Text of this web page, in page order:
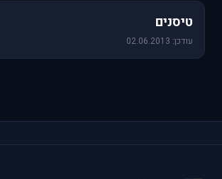
טיסנים
עודכן: 02.06.2013